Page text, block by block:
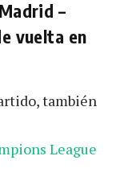
–
vuelta en
también
League